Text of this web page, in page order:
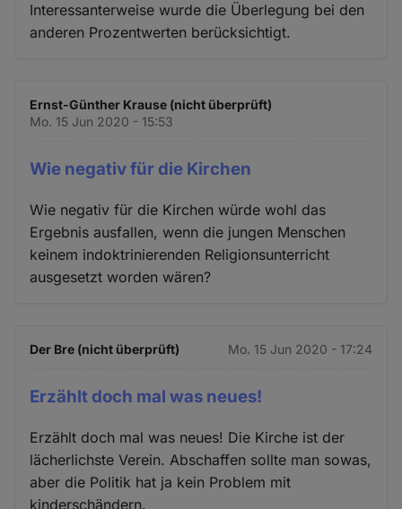
Interessanterweise wurde die Überlegung bei den
anderen Prozentwerten berücksichtigt.
Ernst-Günther Krause (nicht überprüft)
Mo. 15 Jun 2020 - 15:53
Wie negativ für die Kirchen
Wie negativ für die Kirchen würde wohl das
Ergebnis ausfallen, wenn die jungen Menschen
keinem indoktrinierenden Religionsunterricht
ausgesetzt worden wären?
Der Bre (nicht überprüft) Mo. 15 Jun 2020 - 17:24
Erzählt doch mal was neues!
Erzählt doch mal was neues! Die Kirche ist der
lächerlichste Verein. Abschaffen sollte man sowas,
aber die Politik hat ja kein Problem mit
kinderschändern.